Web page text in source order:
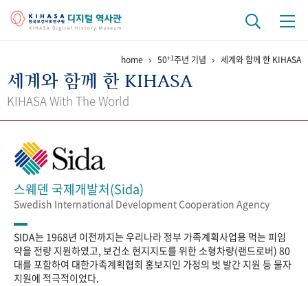
걸어온 길 기관 변천사 역대 기관장
정책과 연구 키워드로 보는 연구 역사
간행물 변천사
기록물 아카이브
사진 아카이브 문서 기록물 행정박물 영상 기록물
home 50+1주년 기념 세계와 함께 한 KIHASA
세계와 함께 한 KIHASA
KIHASA With The World
스웨덴 국제개발처(Sida)
Swedish International Development Cooperation Agency
SIDA는 1968년 이전까지는 우리나라 정부 가족계획사업용 먹는 피임
약을 전량 지원하였고, 보건소 현지지도를 위한 소형차량(랜드로버) 80
대를 포함하여 대한가족계획협회 홍보지인 가정의 벗 발간 지원 등 물자
지원에 적극적이었다.